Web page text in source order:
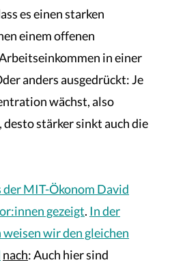
es einen starken
einem offenen
in einer
anders ausgedrückt: Je
wächst, also
stärker sinkt auch die
der MIT-Ökonom David
gezeigt. In der
wir den gleichen
nach: Auch hier sind